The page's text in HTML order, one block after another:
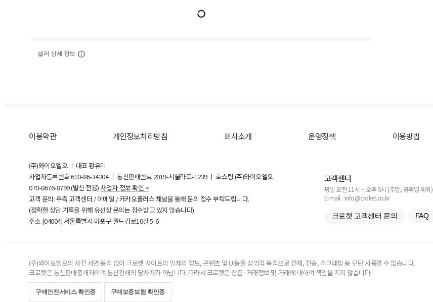
셀러 상세 정보
이용약관 개인정보처리방침 회사소개 운영정책 이용방법
(주)와이오엘오 ㅣ 대표 황유미
사업자등록번호610-86-34204ㅣ 통신판매번호 2019-서울마포-1239 ㅣ 호스팅 (주)와이오엘오
070-8676-8799 (발신 전용) 사업자 정보 확인 >
고객 문의: 우측 고객센터 / 이메일 / 카카오플러스 채널을 통해 문의 접수 부탁드립니다.
(정확한 상담 기록을 위해 유선상 문의는 접수받고 있지 않습니다)
주소 [04004] 서울특별시 마포구 월드컵로10길5-6
고객센터
평일 오전 11시 ~ 오후 5시 (주말, 공휴일 제외)
E-mail : info@croket.co.kr
크로켓 고객센터 문의 FAQ
(주)와이오엘오의 사전 서면 동의 없이 크로켓 사이트의 일체의 정보, 콘텐츠 및 UI등을 상업적 목적으로 전재, 전송, 스크래핑 등 무단 사용할 수 없습니다.
크로켓은 통신판매중개자이며 통신판매의 당사자가 아닙니다. 따라서 크로켓은 상품·거래정보 및 거래에 대하여 책임을 지지 않습니다.
구매안전서비스 확인증 구매보증보험 확인증